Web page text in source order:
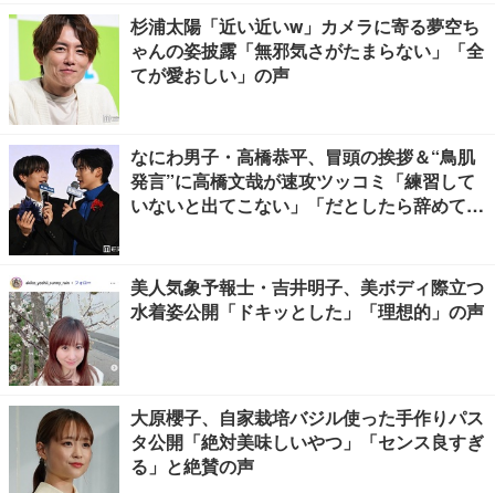
杉浦太陽「近い近いw」カメラに寄る夢空ち
ゃんの姿披露「無邪気さがたまらない」「全
てが愛おしい」の声
なにわ男子・高橋恭平、冒頭の挨拶＆“鳥肌
発言”に高橋文哉が速攻ツッコミ「練習して
いないと出てこない」「だとしたら辞めてく
美人気象予報士・吉井明子、美ボディ際立つ
水着姿公開「ドキッとした」「理想的」の声
大原櫻子、自家栽培バジル使った手作りパス
タ公開「絶対美味しいやつ」「センス良すぎ
る」と絶賛の声